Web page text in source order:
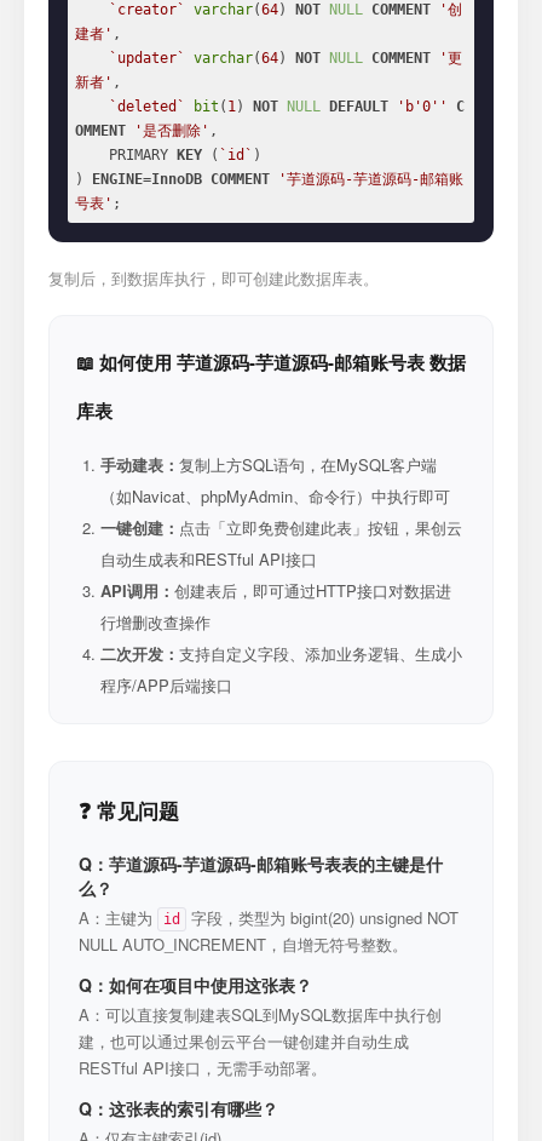
`creator`
varchar(64) NOT NULL COMMENT
'创
建者' ,
`updater`
varchar(64) NOT NULL COMMENT
'更
新者' ,
`deleted`
bit ( 1) NOT NULL DEFAULT 'b'0 ''
C
OMMENT
'是否删除' ,
    PRIMARY
KEY ( `id` )
)
ENGINE=InnoDB COMMENT
'芋道源码-芋道源码-邮箱账
号表' ;
复制后，到数据库执行，即可创建此数据库表。
📖 如何使用 芋道源码-芋道源码-邮箱账号表 数据
库表
手动建表： 复制上方SQL语句，在MySQL客户端
（如Navicat、phpMyAdmin、命令行）中执行即可
一键创建： 点击「立即免费创建此表」按钮，果创云
自动生成表和RESTful API接口
API调用： 创建表后，即可通过HTTP接口对数据进
行增删改查操作
二次开发： 支持自定义字段、添加业务逻辑、生成小
程序/APP后端接口
❓ 常见问题
Q：芋道源码-芋道源码-邮箱账号表表的主键是什
么？
A：主键为 id
字段，类型为 bigint(20) unsigned NOT
NULL AUTO_INCREMENT，自增无符号整数。
Q：如何在项目中使用这张表？
A：可以直接复制建表SQL到MySQL数据库中执行创
建，也可以通过果创云平台一键创建并自动生成
RESTful API接口，无需手动部署。
Q：这张表的索引有哪些？